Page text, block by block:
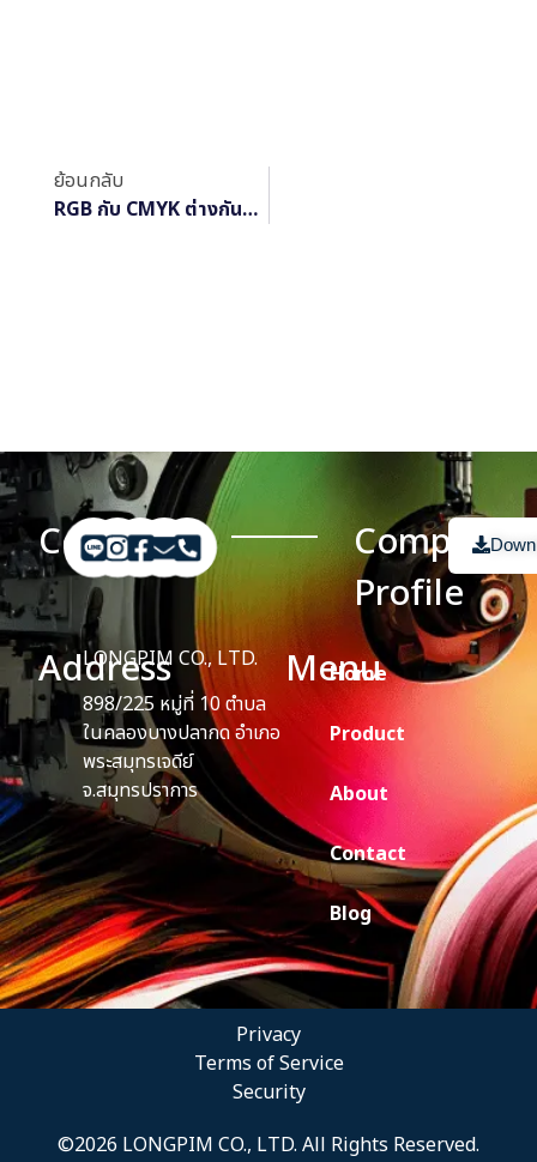
ย้อนกลับ
RGB กับ CMYK ต่างกันอย่างไร?
Contact
Company
Profile
Address
LONGPIM CO., LTD.
898/225 หมู่ที่ 10 ตำบล
ในคลองบางปลากด อำเภอ
พระสมุทรเจดีย์
จ.สมุทรปราการ
Menu
Home
Product
About
Contact
Blog
©2026 LONGPIM CO., LTD. All Rights Reserved.
Privacy
Terms of Service
Security